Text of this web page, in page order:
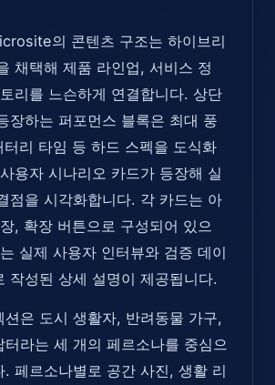
의 콘텐츠 구조는 하이브리
채택해 제품 라인업, 서비스 정
리를 느슨하게 연결합니다. 상단
장하는 퍼포먼스 블록은 최대 풍
리 타임 등 하드 스펙을 도식화
용자 시나리오 카드가 등장해 실
점을 시각화합니다. 각 카드는 아
, 확장 버튼으로 구성되어 있으
실제 사용자 인터뷰와 검증 데이
작성된 상세 설명이 제공됩니다.
션은 도시 생활자, 반려동물 가구,
터라는 세 개의 페르소나를 중심으
. 페르소나별로 공간 사진, 생활 리